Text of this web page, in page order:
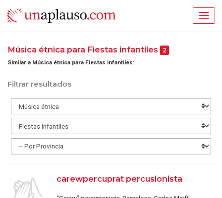
Música étnica para Fiestas infantiles 2
Similar a Música étnica para Fiestas infantiles:
Filtrar resultados
carewpercuprat percusionista